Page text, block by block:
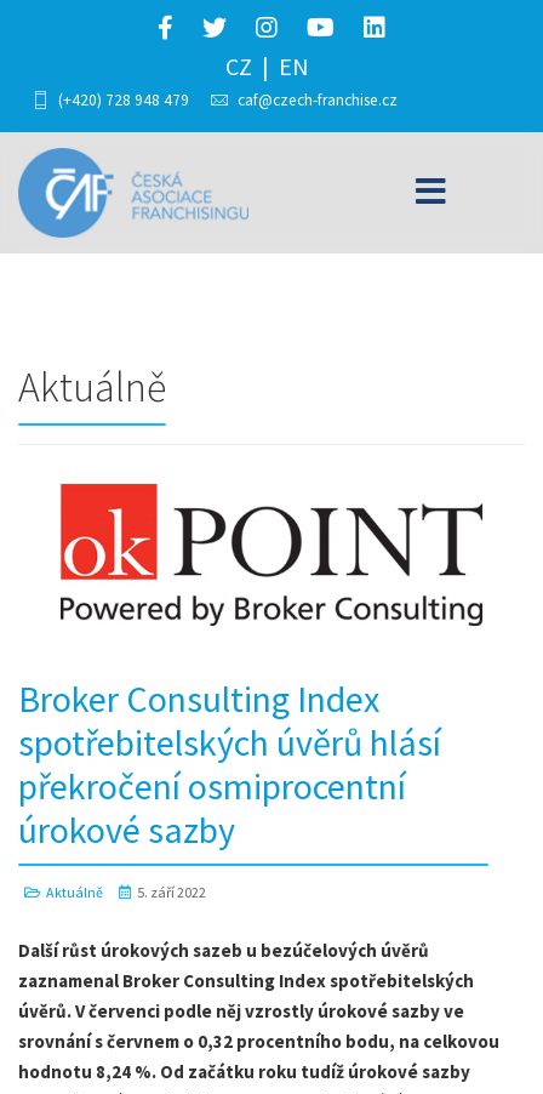
CZ EN
(+420) 728 948 479 caf@czech-franchise.cz
Aktuálně
Broker Consulting Index
spotřebitelských úvěrů hlásí
překročení osmiprocentní
úrokové sazby
Aktuálně 5. září 2022
Další růst úrokových sazeb u bezúčelových úvěrů
zaznamenal Broker Consulting Index spotřebitelských
úvěrů. V červenci podle něj vzrostly úrokové sazby ve
srovnání s červnem o 0,32 procentního bodu, na celkovou
hodnotu 8,24 %. Od začátku roku tudíž úrokové sazby